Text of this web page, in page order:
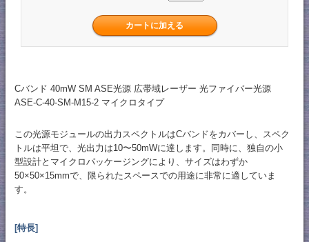
Cバンド 40mW SM ASE光源 広帯域レーザー 光ファイバー光源
ASE-C-40-SM-M15-2 マイクロタイプ
この光源モジュールの出力スペクトルはCバンドをカバーし、スペク
トルは平坦で、光出力は10〜50mWに達します。同時に、独自の小
型設計とマイクロパッケージングにより、サイズはわずか
50×50×15mmで、限られたスペースでの用途に非常に適していま
す。
[特長]